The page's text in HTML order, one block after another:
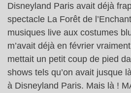
Disneyland Paris avait déjà
spectacle La Forêt de
musiques live aux costumes
m’avait déjà en février
mettait un petit coup de pied
shows tels qu’on avait jusque
à Disneyland Paris. Mais là !